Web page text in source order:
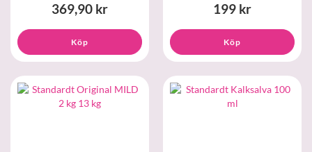
369,90 kr
Köp
199 kr
Köp